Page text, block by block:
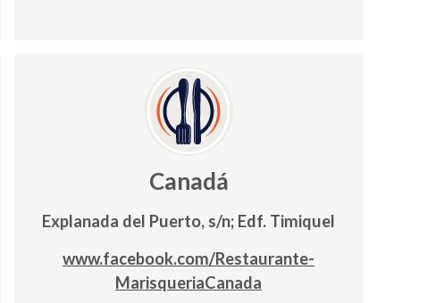
Canadá
Explanada del Puerto, s/n; Edf. Timiquel
www.facebook.com/Restaurante-
MarisqueriaCanada